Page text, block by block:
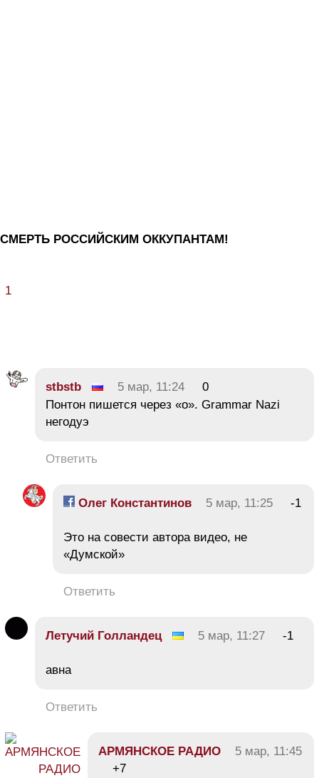
СМЕРТЬ РОССИЙСКИМ ОККУПАНТАМ!
1
stbstb 5 мар, 11:24
0
Понтон пишется через «о». Grammar Nazi
негодуэ
Ответить
Олег Константинов 5 мар, 11:25 -1
Это на совести автора видео, не
«Думской»
Ответить
Летучий Голландец 5 мар, 11:27 -1
авна
Ответить
АРМЯНСКОЕ РАДИО
5 мар, 11:45
+7